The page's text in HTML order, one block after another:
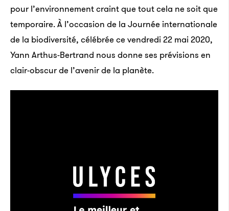
pour l’environnement craint que tout cela ne soit que
temporaire. À l’occasion de la Journée internationale
de la biodiversité, célébrée ce vendredi 22 mai 2020,
Yann Arthus-Bertrand nous donne ses prévisions en
clair-obscur de l’avenir de la planète.